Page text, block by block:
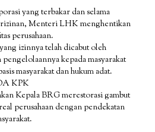
yang terbakar dan selama
Menteri LHK menghentikan
perusahaan.
izinnya telah dicabut oleh
kepada masyarakat
masyarakat dan hukum adat.
KPK
Kepala BRG merestorasi gambut
perusahaan dengan pendekatan